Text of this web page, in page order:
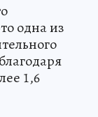
одна из
1,6